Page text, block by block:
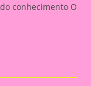
conhecimento O